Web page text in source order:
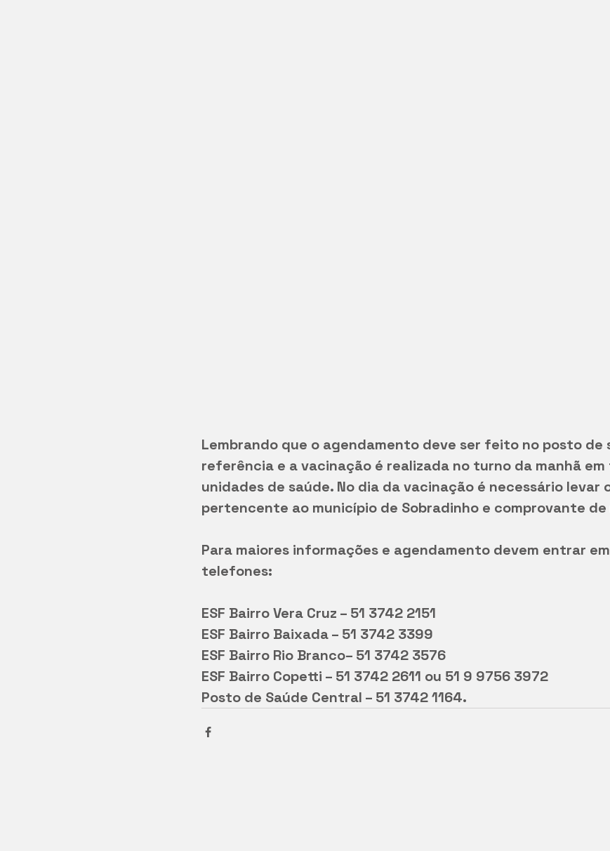
Lembrando que o agendamento deve ser feito no posto de
referência e a vacinação é realizada no turno da manhã
unidades de saúde. No dia da vacinação é necessário levar
pertencente ao município de Sobradinho e comprovante
Para maiores informações e agendamento devem entrar
telefones:
ESF Bairro Vera Cruz – 51 3742 2151
ESF Bairro Baixada – 51 3742 3399
ESF Bairro Rio Branco– 51 3742 3576
ESF Bairro Copetti – 51 3742 2611 ou 51 9 9756 3972
Posto de Saúde Central – 51 3742 1164.